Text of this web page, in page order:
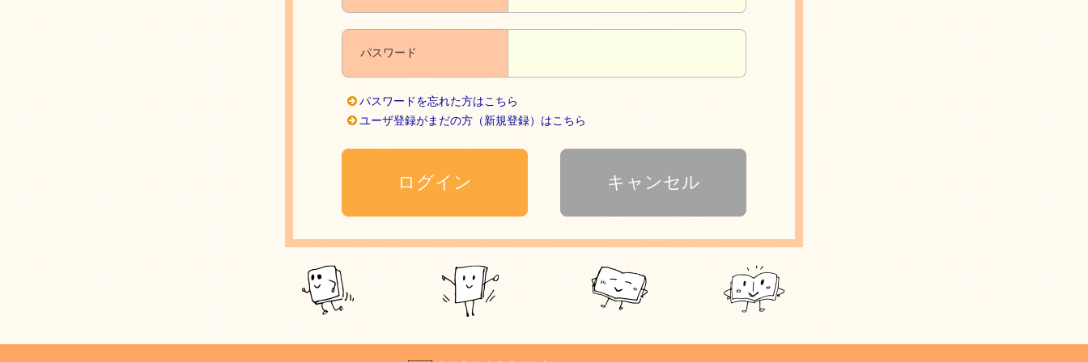
パスワード
パスワードを忘れた方はこちら
ユーザ登録がまだの方（新規登録）はこちら